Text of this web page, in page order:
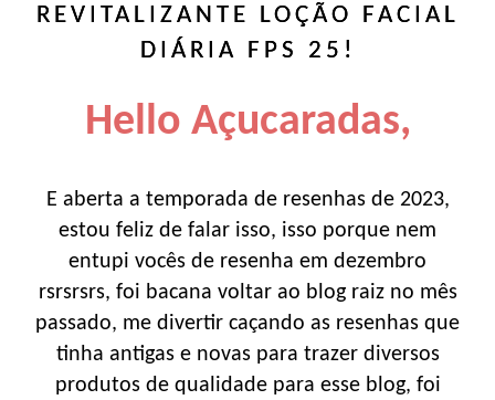
REVITALIZANTE LOÇÃO FACIAL
DIÁRIA FPS 25!
Hello Açucaradas,
E aberta a temporada de resenhas de 2023,
estou feliz de falar isso, isso porque nem
entupi vocês de resenha em dezembro
rsrsrsrs, foi bacana voltar ao blog raiz no mês
passado, me divertir caçando as resenhas que
tinha antigas e novas para trazer diversos
produtos de qualidade para esse blog, foi